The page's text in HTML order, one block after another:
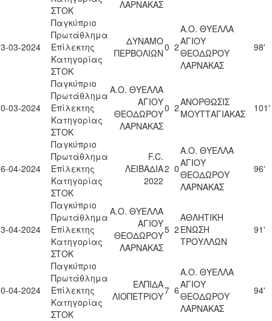
ΣΤΟΚ
ΛΑΡΝΑΚΑΣ
03-2024
Παγκύπριο
Πρωτάθλημα
Επίλεκτης
Κατηγορίας
ΣΤΟΚ
ΔΥΝΑΜΟ
ΠΕΡΒΟΛΙΩΝ0 2
Α.Ο. ΘΥΕΛΛΑ
ΑΓΙΟΥ
ΘΕΟΔΩΡΟΥ
ΛΑΡΝΑΚΑΣ
98'
03-2024
Παγκύπριο
Πρωτάθλημα
Επίλεκτης
Κατηγορίας
ΣΤΟΚ
Α.Ο. ΘΥΕΛΛΑ
ΑΓΙΟΥ
ΘΕΟΔΩΡΟΥ
ΛΑΡΝΑΚΑΣ
0 2ΑΝΟΡΘΩΣΙΣ
ΜΟΥΤΤΑΓΙΑΚΑΣ
101'
04-2024
Παγκύπριο
Πρωτάθλημα
Επίλεκτης
Κατηγορίας
ΣΤΟΚ
F.C.
ΛΕΙΒΑΔΙΑ
2022
2 0
Α.Ο. ΘΥΕΛΛΑ
ΑΓΙΟΥ
ΘΕΟΔΩΡΟΥ
ΛΑΡΝΑΚΑΣ
96'
04-2024
Παγκύπριο
Πρωτάθλημα
Επίλεκτης
Κατηγορίας
ΣΤΟΚ
Α.Ο. ΘΥΕΛΛΑ
ΑΓΙΟΥ
ΘΕΟΔΩΡΟΥ
ΛΑΡΝΑΚΑΣ
5 2
ΑΘΛΗΤΙΚΗ
ΕΝΩΣΗ
ΤΡΟΥΛΛΩΝ
91'
04-2024
Παγκύπριο
Πρωτάθλημα
Επίλεκτης
Κατηγορίας
ΣΤΟΚ
ΕΛΠΙΔΑ
ΛΙΟΠΕΤΡΙΟΥ7 6
Α.Ο. ΘΥΕΛΛΑ
ΑΓΙΟΥ
ΘΕΟΔΩΡΟΥ
ΛΑΡΝΑΚΑΣ
94'